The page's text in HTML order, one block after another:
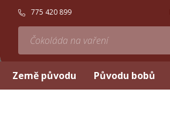
775 420 899
Země původu Původu bobů